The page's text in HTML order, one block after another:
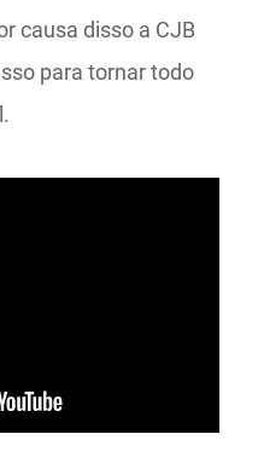
causa disso a CJB
para tornar todo